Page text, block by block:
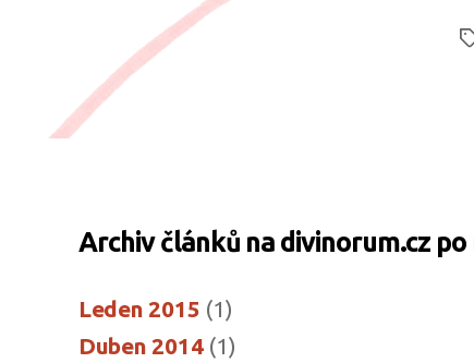
Archiv článků na divinorum.cz po
Leden 2015 (1)
Duben 2014(1)